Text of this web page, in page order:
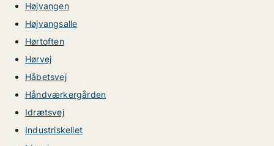
Højvangen
Højvangsalle
Hørtoften
Hørvej
Håbetsvej
Håndværkergården
Idrætsvej
Industriskellet